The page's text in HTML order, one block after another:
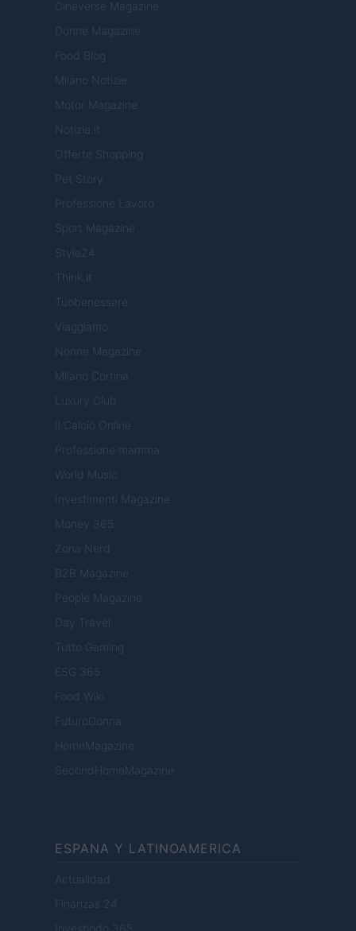
Cineverse Magazine
Donne Magazine
Food Blog
Milano Notizie
Motor Magazine
Notizie.it
Offerte Shopping
Pet Story
Professione Lavoro
Sport Magazine
Style24
Think.it
Tuobenessere
Viaggiamo
Nonne Magazine
Milano Cortina
Luxury Club
Il Calcio Online
Professione mamma
World Music
Investimenti Magazine
Money 365
Zona Nerd
B2B Magazine
People Magazine
Day Travel
Tutto Gaming
ESG 365
Food Wiki
FuturoDonna
HomeMagazine
SecondHomeMagazine
ESPANA Y LATINOAMERICA
Actualidad
Finanzas 24